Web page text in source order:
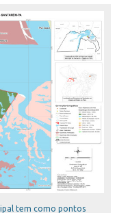
tem como pontos